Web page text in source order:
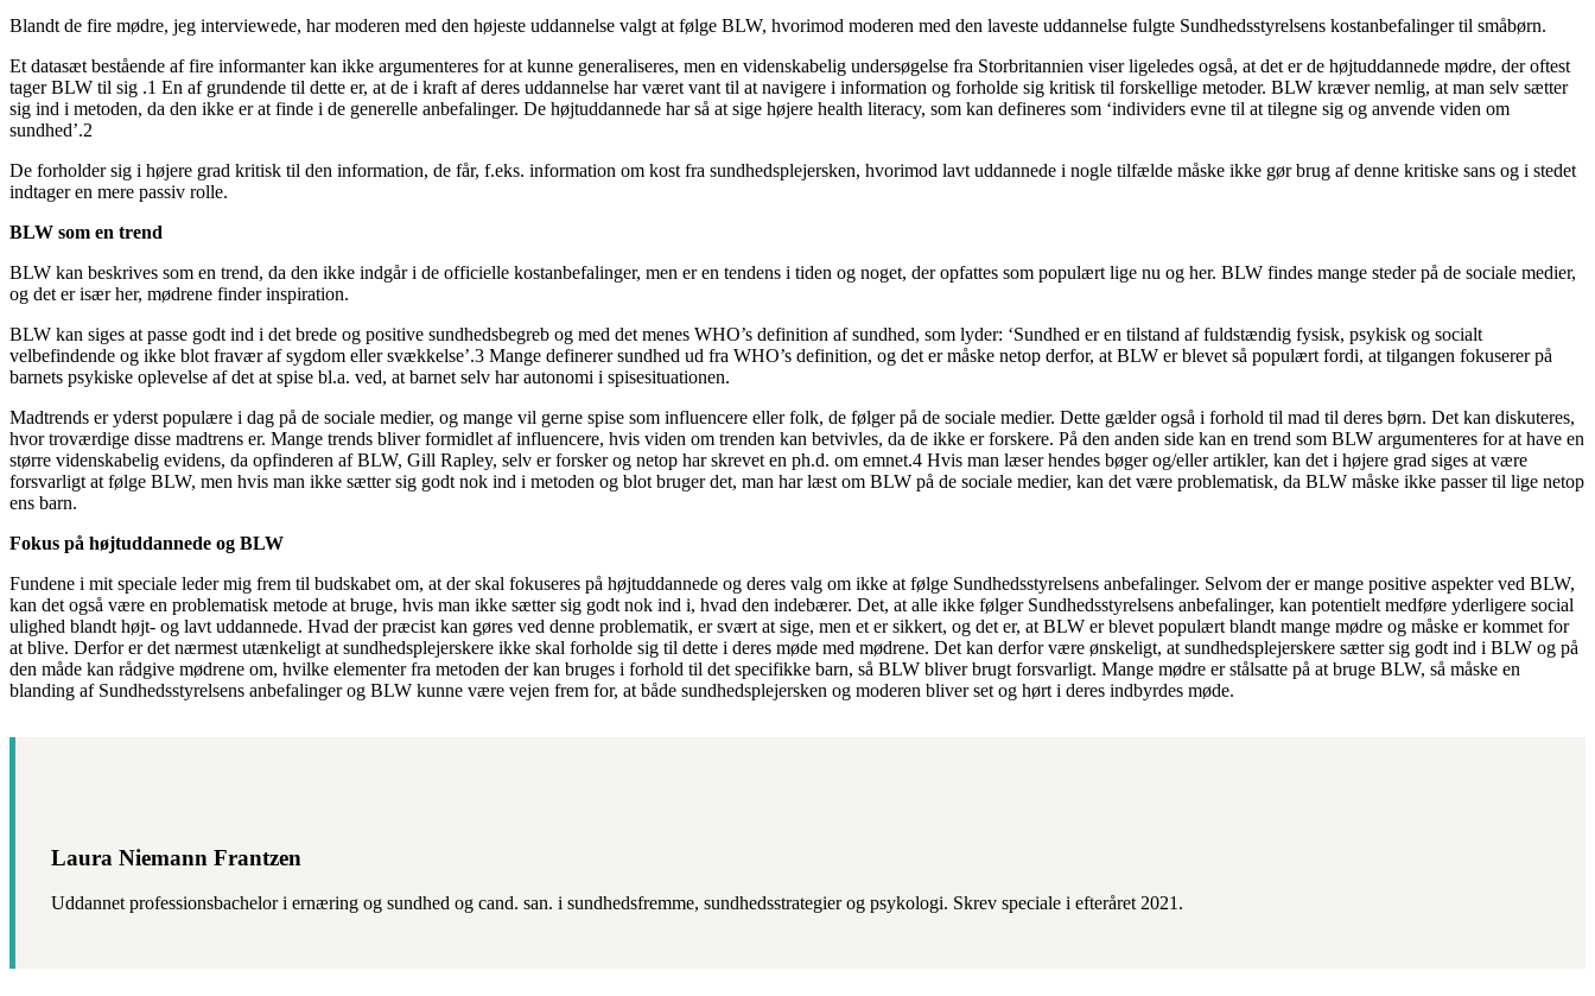
Blandt de fire mødre, jeg interviewede, har moderen med den højeste uddannelse valgt at følge BLW, hvorimod moderen med den laveste uddannelse fulgte Sundhedsstyrelsens kostanbefalinger til småbørn.
Et datasæt bestående af fire informanter kan ikke argumenteres for at kunne generaliseres, men en videnskabelig undersøgelse fra Storbritannien viser ligeledes også, at det er de højtuddannede mødre, der oftest
tager BLW til sig .1 En af grundende til dette er, at de i kraft af deres uddannelse har været vant til at navigere i information og forholde sig kritisk til forskellige metoder. BLW kræver nemlig, at man selv sætter
sig ind i metoden, da den ikke er at finde i de generelle anbefalinger. De højtuddannede har så at sige højere health literacy, som kan defineres som ‘individers evne til at tilegne sig og anvende viden om
sundhed’.2
De forholder sig i højere grad kritisk til den information, de får, f.eks. information om kost fra sundhedsplejersken, hvorimod lavt uddannede i nogle tilfælde måske ikke gør brug af denne kritiske sans og i stedet
indtager en mere passiv rolle.
BLW som en trend
BLW kan beskrives som en trend, da den ikke indgår i de officielle kostanbefalinger, men er en tendens i tiden og noget, der opfattes som populært lige nu og her. BLW findes mange steder på de sociale medier,
og det er især her, mødrene finder inspiration.
BLW kan siges at passe godt ind i det brede og positive sundhedsbegreb og med det menes WHO’s definition af sundhed, som lyder: ‘Sundhed er en tilstand af fuldstændig fysisk, psykisk og socialt
velbefindende og ikke blot fravær af sygdom eller svækkelse’.3 Mange definerer sundhed ud fra WHO’s definition, og det er måske netop derfor, at BLW er blevet så populært fordi, at tilgangen fokuserer på
barnets psykiske oplevelse af det at spise bl.a. ved, at barnet selv har autonomi i spisesituationen.
Madtrends er yderst populære i dag på de sociale medier, og mange vil gerne spise som influencere eller folk, de følger på de sociale medier. Dette gælder også i forhold til mad til deres børn. Det kan diskuteres,
hvor troværdige disse madtrens er. Mange trends bliver formidlet af influencere, hvis viden om trenden kan betvivles, da de ikke er forskere. På den anden side kan en trend som BLW argumenteres for at have en
større videnskabelig evidens, da opfinderen af BLW, Gill Rapley, selv er forsker og netop har skrevet en ph.d. om emnet.4 Hvis man læser hendes bøger og/eller artikler, kan det i højere grad siges at være
forsvarligt at følge BLW, men hvis man ikke sætter sig godt nok ind i metoden og blot bruger det, man har læst om BLW på de sociale medier, kan det være problematisk, da BLW måske ikke passer til lige netop
ens barn.
Fokus på højtuddannede og BLW
Fundene i mit speciale leder mig frem til budskabet om, at der skal fokuseres på højtuddannede og deres valg om ikke at følge Sundhedsstyrelsens anbefalinger. Selvom der er mange positive aspekter ved BLW,
kan det også være en problematisk metode at bruge, hvis man ikke sætter sig godt nok ind i, hvad den indebærer. Det, at alle ikke følger Sundhedsstyrelsens anbefalinger, kan potentielt medføre yderligere social
ulighed blandt højt- og lavt uddannede. Hvad der præcist kan gøres ved denne problematik, er svært at sige, men et er sikkert, og det er, at BLW er blevet populært blandt mange mødre og måske er kommet for
at blive. Derfor er det nærmest utænkeligt at sundhedsplejerskere ikke skal forholde sig til dette i deres møde med mødrene. Det kan derfor være ønskeligt, at sundhedsplejerskere sætter sig godt ind i BLW og på
den måde kan rådgive mødrene om, hvilke elementer fra metoden der kan bruges i forhold til det specifikke barn, så BLW bliver brugt forsvarligt. Mange mødre er stålsatte på at bruge BLW, så måske en
blanding af Sundhedsstyrelsens anbefalinger og BLW kunne være vejen frem for, at både sundhedsplejersken og moderen bliver set og hørt i deres indbyrdes møde.
Laura Niemann Frantzen
Uddannet professionsbachelor i ernæring og sundhed og cand. san. i sundhedsfremme, sundhedsstrategier og psykologi. Skrev speciale i efteråret 2021.